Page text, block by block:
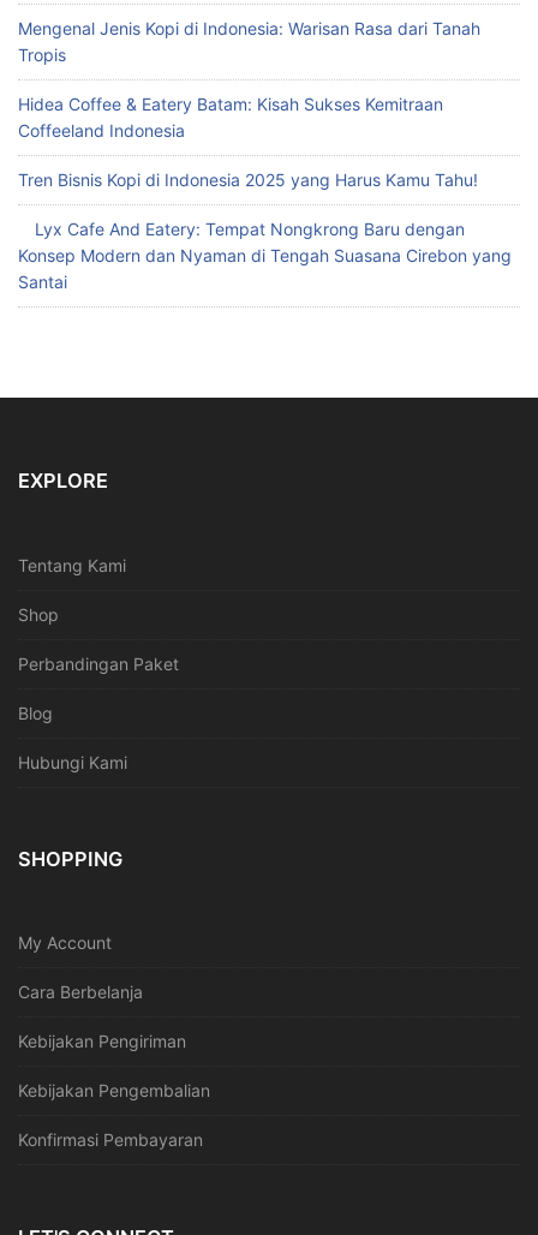
Mengenal Jenis Kopi di Indonesia: Warisan Rasa dari Tanah
Tropis
Hidea Coffee & Eatery Batam: Kisah Sukses Kemitraan
Coffeeland Indonesia
Tren Bisnis Kopi di Indonesia 2025 yang Harus Kamu Tahu!
Lyx Cafe And Eatery: Tempat Nongkrong Baru dengan
Konsep Modern dan Nyaman di Tengah Suasana Cirebon yang
Santai
EXPLORE
Tentang Kami
Shop
Perbandingan Paket
Blog
Hubungi Kami
SHOPPING
My Account
Cara Berbelanja
Kebijakan Pengiriman
Kebijakan Pengembalian
Konfirmasi Pembayaran